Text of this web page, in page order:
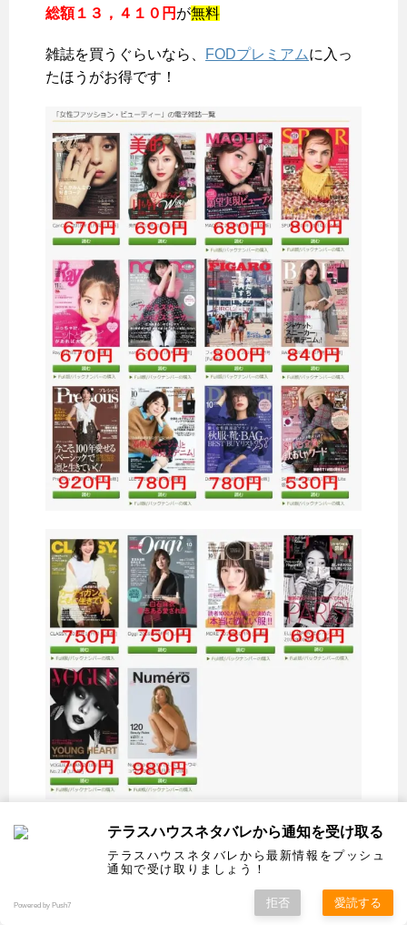
総額１３，４１０円 が無料
雑誌を買うぐらいなら、 FODプレミアムに入っ
たほうがお得です！
ザ・テレビジョンを無料で読めるのはこの
FOD（フジテレビオンデマンド）だけです。
テラスハウスネタバレから通知を受け取る
テラスハウスネタバレから最新情報をプッシュ
通知で受け取りましょう！
Powered by Push7 拒否 愛読する